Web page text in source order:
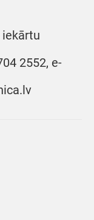
iekārtu
2552, e-